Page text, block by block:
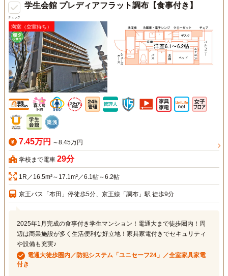
チェック
学生会館 プレディアフラット調布【食事付き】
満室（空室待ち）
7.45万円 ～8.45万円
学校まで電車 29分
1R／16.5m²～17.1m²／6.1帖～6.2帖
京王バス「布田」停徒歩5分、京王線「調布」駅 徒歩9分
2025年1月完成の食事付き学生マンション！電通大まで徒歩圏内！周
辺は商業施設が多く生活便利な好立地！家具家電付きでセキュリティ
や設備も充実♪
電通大徒歩圏内／防犯システム「ユニセーフ24」／全室家具家電
付き